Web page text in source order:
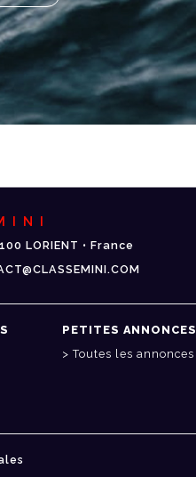
LORIENT • France
PETITES ANNONCES
Toutes les annonces